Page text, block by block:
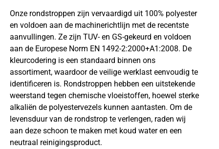
Onze rondstroppen zijn vervaardigd uit 100% polyester
en voldoen aan de machinerichtlijn met de recentste
aanvullingen. Ze zijn TUV- en GS-gekeurd en voldoen
aan de Europese Norm EN 1492-2:2000+A1:2008. De
kleurcodering is een standaard binnen ons
assortiment, waardoor de veilige werklast eenvoudig te
identificeren is. Rondstroppen hebben een uitstekende
weerstand tegen chemische vloeistoffen, hoewel sterke
alkaliën de polyestervezels kunnen aantasten. Om de
levensduur van de rondstrop te verlengen, raden wij
aan deze schoon te maken met koud water en een
neutraal reinigingsproduct.